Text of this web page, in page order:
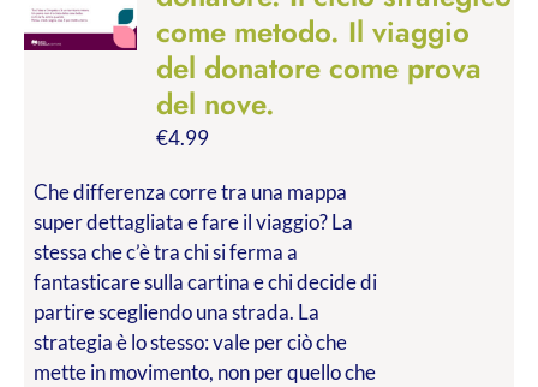
come metodo. Il viaggio
del donatore come prova
del nove.
€4.99
Che differenza corre tra una mappa
super dettagliata e fare il viaggio? La
stessa che c’è tra chi si ferma a
fantasticare sulla cartina e chi decide di
partire scegliendo una strada. La
strategia è lo stesso: vale per ciò che
mette in movimento, non per quello che